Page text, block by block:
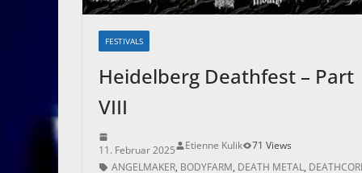
FESTIVALS
Heidelberg Deathfest – Part
VIII
11. Februar 2025 Etienne Kulik
71 Views
ANGELMAKER, BODYFARM, DEATH METAL,